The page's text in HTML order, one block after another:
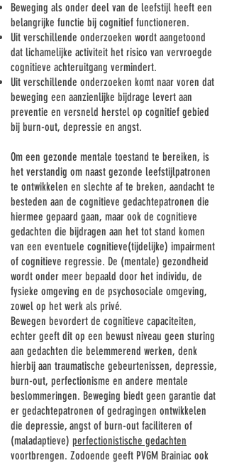
Beweging als onder deel van de leefstijl heeft een
belangrijke functie bij cognitief functioneren.
Uit verschillende onderzoeken wordt aangetoond
dat lichamelijke activiteit het risico van vervroegde
cognitieve achteruitgang vermindert.
Uit verschillende onderzoeken komt naar voren dat
beweging een aanzienlijke bijdrage levert aan
preventie en versneld herstel op cognitief gebied
bij burn-out, depressie en angst.
Om een gezonde mentale toestand te bereiken, is
het verstandig om naast gezonde leefstijlpatronen
te ontwikkelen en slechte af te breken, aandacht te
besteden aan de cognitieve gedachtepatronen die
hiermee gepaard gaan, maar ook de cognitieve
gedachten die bijdragen aan het tot stand komen
van een eventuele cognitieve(tijdelijke) impairment
of cognitieve regressie. De (mentale) gezondheid
wordt onder meer bepaald door het individu, de
fysieke omgeving en de psychosociale omgeving,
zowel op het werk als privé.
Bewegen bevordert de cognitieve capaciteiten,
echter geeft dit op een bewust niveau geen sturing
aan gedachten die belemmerend werken, denk
hierbij aan traumatische gebeurtenissen, depressie,
burn-out, perfectionisme en andere mentale
beslommeringen. Beweging biedt geen garantie dat
er gedachtepatronen of gedragingen ontwikkelen
die depressie, angst of burn-out faciliteren of
(maladaptieve) perfectionistische gedachten
voortbrengen. Zodoende geeft PVGM Brainiac ook